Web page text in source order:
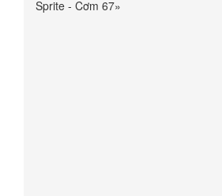
Sprite - Cơm 67»